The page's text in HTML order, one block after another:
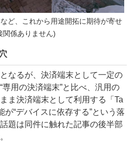
ど、これから用途開拓に期待が寄せ
関係ありません)
なるが、決済端末として一定の
用の決済端末”と比べ、汎用の
ま決済端末として利用する「Ta
が“デバイスに依存する”という落
題は 同件に触れた記事の後半部